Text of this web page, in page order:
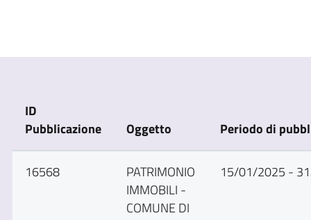
ID
Pubblicazione
Oggetto Periodo di
16568
PATRIMONIO
IMMOBILI -
COMUNE DI
15/01/2025 -